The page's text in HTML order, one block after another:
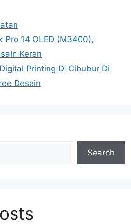
Pro 14 OLED (M3400),
Keren
Printing Di Cibubur Di
Desain
Search